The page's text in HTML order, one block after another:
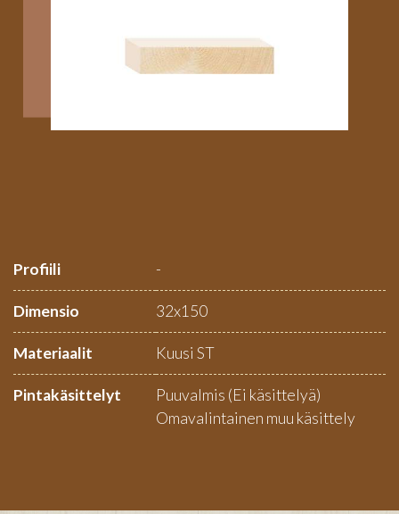
Profiili -
Dimensio 32x150
Materiaalit Kuusi ST
Pintakäsittelyt
Puuvalmis (Ei käsittelyä)
Omavalintainen muu käsittely